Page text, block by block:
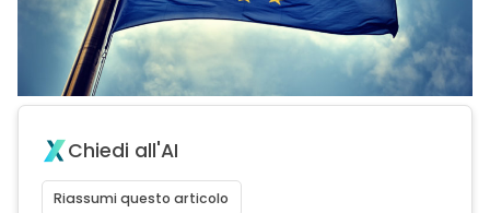
Chiedi all'AI
Riassumi questo articolo